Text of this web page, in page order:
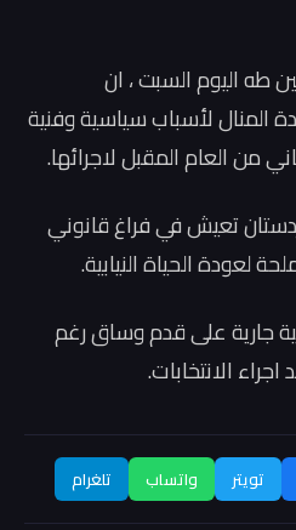
طه اليوم السبت ، ان
المنال لأسباب سياسية وفنية
من العام المقبل لاجرائها.
تعيش في فراغ قانوني
لعودة الحياة النيابية.
جارية على قدم وساق رغم
الانتخابات.
تويتر واتساب تلغرام